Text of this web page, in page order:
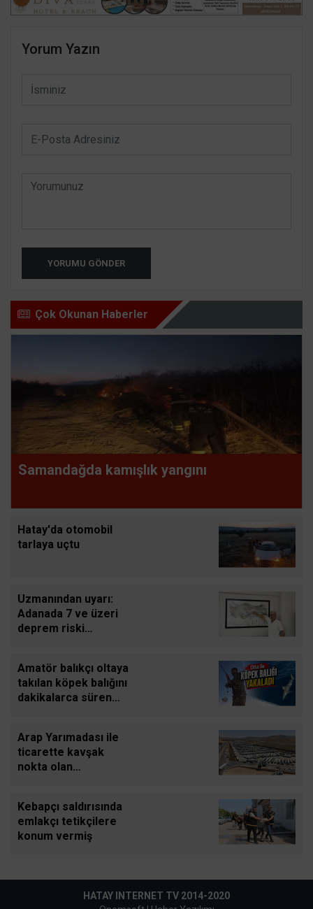
Yorum Yazın
YORUMU GÖNDER
Çok Okunan Haberler
Samandağda kamışlık yangını
Hatay'da otomobil
tarlaya uçtu
Uzmanından uyarı:
Adanada 7 ve üzeri
deprem riski
Amatör balıkçı oltaya
takılan köpek balığını
dakikalarca süren
Arap Yarımadası ile
ticarette kavşak
nokta olan
giriş-çıkış yapıyor
Kebapçı saldırısında
emlakçı tetikçilere
konum vermiş
HATAY INTERNET TV 2014-2020